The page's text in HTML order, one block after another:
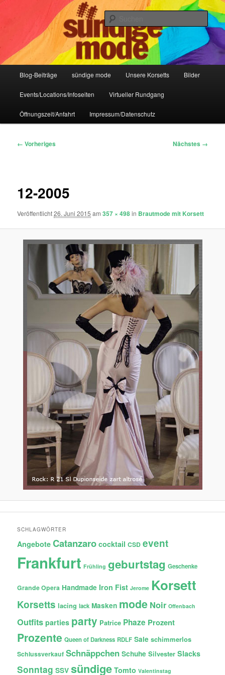
Sündige Mode Frankfurt
IHR Laden für Korsetts, Lifestyle-Mode, Club- und Dark-Wear seit 2004
Blog-Beiträge sündige mode Unsere Korsetts Bilder
Events/Locations/Infoseiten Virtueller Rundgang
Öffnungszeit/Anfahrt Impressum/Datenschutz
Bilder-
← Vorheriges Nächstes →
12-2005
Veröffentlicht26. Juni 2015 am357 × 498in Brautmode mit Korsett
SCHLAGWÖRTER
Angebote Catanzaro cocktail CSD event
Frankfurt Frühling geburtstag Geschenke
Grande Opera Handmade Iron Fist Jerome Korsett
Korsetts lacing lack Masken mode Noir Offenbach
Outfits parties party Patrice Phaze Prozent
Prozente Queen of Darkness RDLF Sale schimmerlos
Schlussverkauf Schnäppchen Schuhe Silvester Slacks
Sonntag SSV sündige Tomto Valentinstag